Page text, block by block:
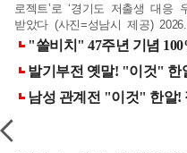
로젝트’로 ‘경기도 저출생 대응
받았다 (사진=성남시 제공)